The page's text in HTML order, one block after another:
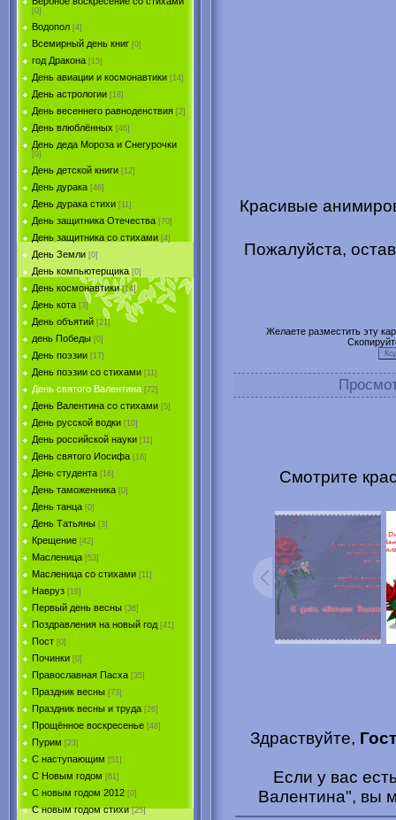
[0]
Водопол [4]
Всемирный день книг [0]
год Дракона [15]
День авиации и космонавтики [14]
День астрологии [18]
День весеннего равноденствия [2]
День влюблённых [46]
День деда Мороза и Снегурочки
[0]
День детской книги [12]
День дурака [46]
День дурака стихи [11]
День защитника Отечества [70]
День защитника со стихами [4]
День Земли [0]
День компьютерщика [0]
День космонавтики [14]
День кота [3]
День объятий [21]
день Победы [0]
День поэзии [17]
День поэзии со стихами [11]
День святого Валентина [72]
День Валентина со стихами [5]
День русской водки [10]
День российской науки [11]
День святого Иосифа [16]
День студента [16]
День таможенника [0]
День танца [0]
День Татьяны [3]
Крещение [42]
Масленица [53]
Масленица со стихами [11]
Навруз [16]
Первый день весны [36]
Поздравления на новый год [41]
Пост [0]
Починки [0]
Православная Пасха [35]
Праздник весны [73]
Праздник весны и труда [26]
Прощённое воскресенье [48]
Пурим [23]
C наступающим [51]
С Новым годом [61]
С новым годом 2012 [0]
С новым годом стихи [25]
Красивые
Пожалуйста,
Желаете разместить эту
Смотрите
Здраствуйте,
Если у вас
Валентина", вы